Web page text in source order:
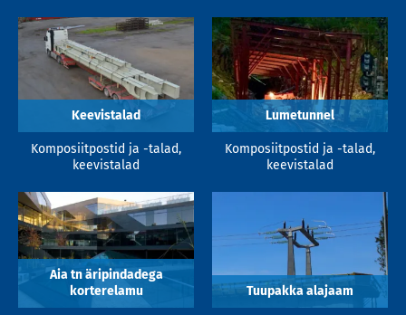
Keevistalad
Komposiitpostid ja -talad,
keevistalad
Lumetunnel
Komposiitpostid ja -talad,
keevistalad
Aia tn äripindadega
korterelamu
Tuupakka alajaam